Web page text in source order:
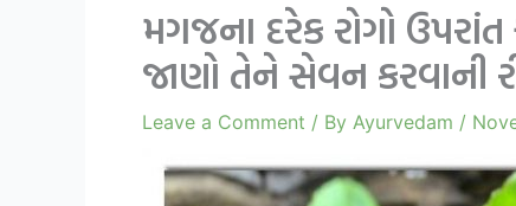
મગજના દરેક રોગો
જાણો તેને સેવન કરવાની
Leave a Comment / By Ayurvedam /